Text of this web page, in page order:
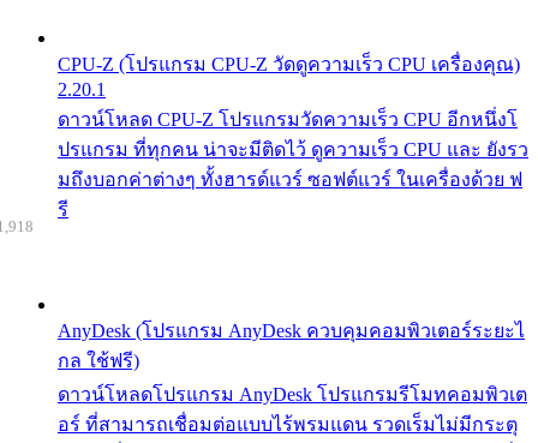
CPU-Z (โปรแกรม CPU-Z วัดดูความเร็ว CPU เครื่องคุณ)
2.20.1
ดาวน์โหลด CPU-Z โปรแกรมวัดความเร็ว CPU อีกหนึ่งโ
ปรแกรม ที่ทุกคน น่าจะมีติดไว้ ดูความเร็ว CPU และ ยังรว
มถึงบอกค่าต่างๆ ทั้งฮารด์แวร์ ซอฟต์แวร์ ในเครื่องด้วย ฟ
รี
AnyDesk (โปรแกรม AnyDesk ควบคุมคอมพิวเตอร์ระยะไ
กล ใช้ฟรี)
ดาวน์โหลดโปรแกรม AnyDesk โปรแกรมรีโมทคอมพิวเต
อร์ ที่สามารถเชื่อมต่อแบบไร้พรมแดน รวดเร็มไม่มีกระตุ